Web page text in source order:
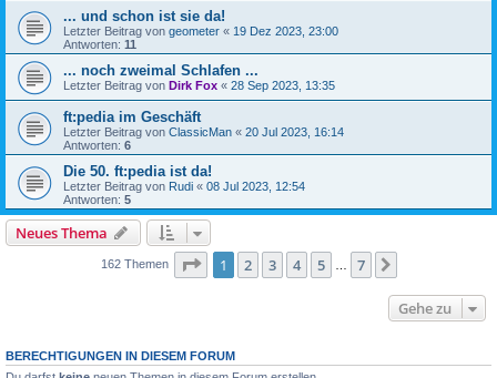
... und schon ist sie da!
Letzter Beitrag von geometer « 19 Dez 2023, 23:00
Antworten: 11
... noch zweimal Schlafen ...
Letzter Beitrag von Dirk Fox « 28 Sep 2023, 13:35
ft:pedia im Geschäft
Letzter Beitrag von ClassicMan « 20 Jul 2023, 16:14
Antworten: 6
Die 50. ft:pedia ist da!
Letzter Beitrag von Rudi « 08 Jul 2023, 12:54
Antworten: 5
Neues Thema
162 Themen Seite 1von
1 2 3 4 5 7
Gehe zu
BERECHTIGUNGEN IN DIESEM FORUM